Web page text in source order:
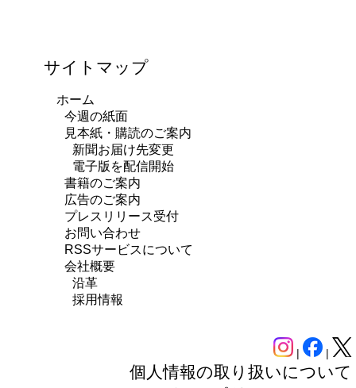
サイトマップ
ホーム
今週の紙面
見本紙・購読のご案内
新聞お届け先変更
電子版を配信開始
書籍のご案内
広告のご案内
プレスリリース受付
お問い合わせ
RSSサービスについて
会社概要
沿革
採用情報
| |
個人情報の取り扱いについて